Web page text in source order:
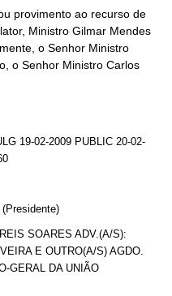
provimento ao recurso de
Ministro Gilmar Mendes
o Senhor Ministro
o Senhor Ministro Carlos
19-02-2009 PUBLIC 20-02-
SOARES ADV.(A/S):
E OUTRO(A/S) AGDO.
GERAL DA UNIÃO